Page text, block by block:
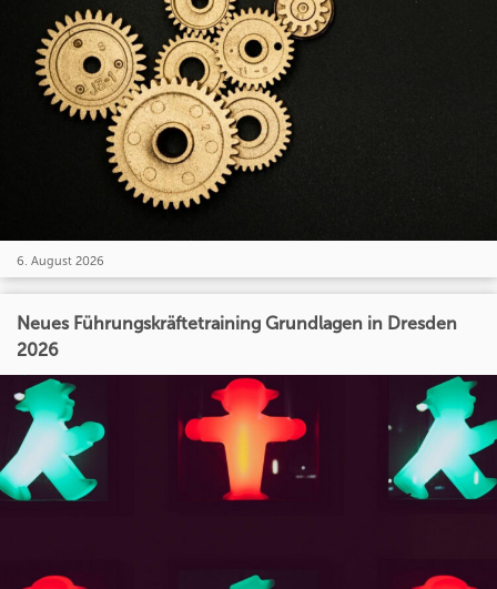
6. August 2026
Neues Führungskräftetraining Grundlagen in Dresden
2026